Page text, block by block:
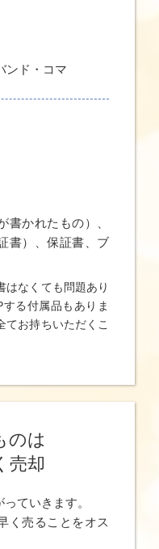
ンド・コマ
書かれたもの）、
書）、保証書、ブ
なくても問題あり
る付属品もありま
てお持ちいただくこ
のは
売却
ていきます。
く売ることをオス